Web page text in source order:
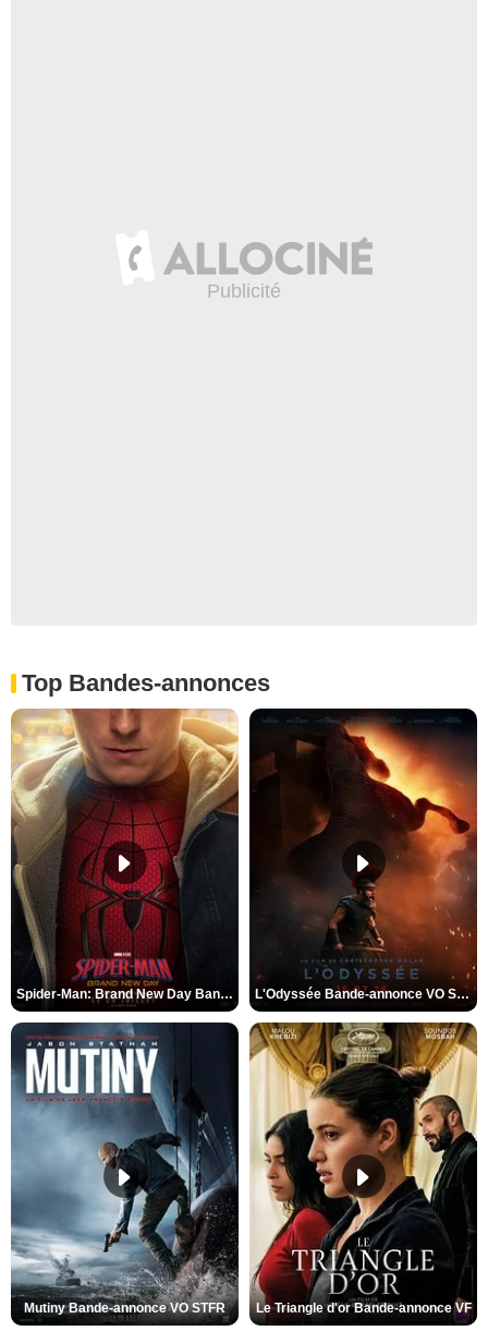
Top Bandes-annonces
Spider-Man: Brand New Day Bande-annonce VO STFR L'Odyssée Bande-annonce VO STFR
Mutiny Bande-annonce VO STFR Le Triangle d'or Bande-annonce VF